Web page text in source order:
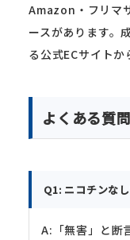
Amazon・フリマ
ースがあります。
る公式ECサイトか
よくある質
Q1: ニコチンな
A:「無害」と断